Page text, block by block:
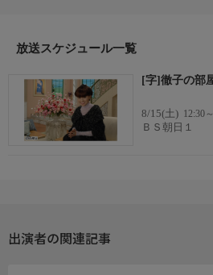
番組概要
をゲストに迎え、絶妙の話術を駆使し
寿トーク番組「徹子の部屋」。BS朝
放送されたものの中から、厳選してお
テレビ朝日
放送スケジュール一覧
[字]徹子の部
8/15(土) 12:30
ＢＳ朝日１
出演者の関連記事